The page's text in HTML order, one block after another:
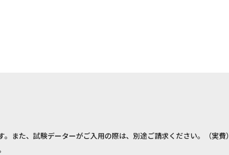
また、試験データーがご入用の際は、別途ご請求ください。（実費）